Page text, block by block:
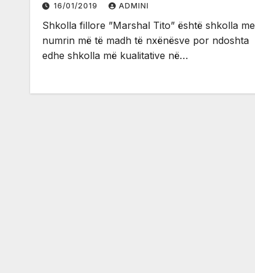
16/01/2019 ADMINI
Shkolla fillore ”Marshal Tito” është shkolla me
numrin më të madh të nxënësve por ndoshta
edhe shkolla më kualitative në…